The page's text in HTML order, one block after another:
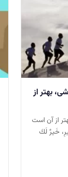
بهتر از
از آن است
خَيرٌ لَكَ